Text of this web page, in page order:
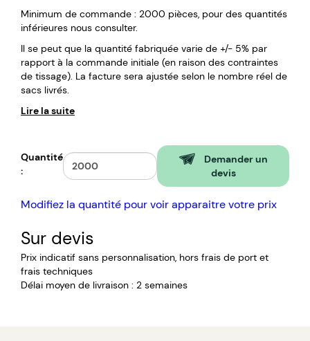
Minimum de commande : 2000 pièces, pour des quantités
inférieures nous consulter.
Il se peut que la quantité fabriquée varie de +/- 5% par
rapport à la commande initiale (en raison des contraintes
de tissage). La facture sera ajustée selon le nombre réel de
sacs livrés.
Lire la suite
Quantité
:
Demander un
devis
Modifiez la quantité pour voir apparaitre votre prix
Sur devis
Prix indicatif sans personnalisation, hors frais de port et
frais techniques
Délai moyen de livraison : 2 semaines